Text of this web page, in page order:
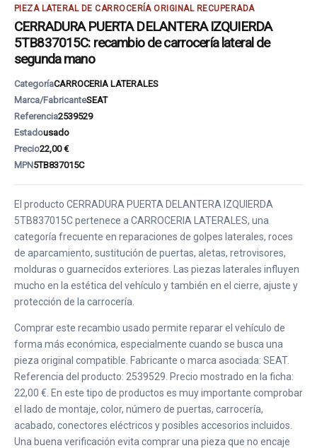
PIEZA LATERAL DE CARROCERÍA ORIGINAL RECUPERADA
CERRADURA PUERTA DELANTERA IZQUIERDA
5TB837015C: recambio de carrocería lateral de
segunda mano
CategoríaCARROCERIA LATERALES
Marca/FabricanteSEAT
Referencia2539529
Estadousado
Precio22,00 €
MPN5TB837015C
El producto CERRADURA PUERTA DELANTERA IZQUIERDA
5TB837015C pertenece a CARROCERIA LATERALES, una
categoría frecuente en reparaciones de golpes laterales, roces
de aparcamiento, sustitución de puertas, aletas, retrovisores,
molduras o guarnecidos exteriores. Las piezas laterales influyen
mucho en la estética del vehículo y también en el cierre, ajuste y
protección de la carrocería.
Comprar este recambio usado permite reparar el vehículo de
forma más económica, especialmente cuando se busca una
pieza original compatible. Fabricante o marca asociada: SEAT.
Referencia del producto: 2539529. Precio mostrado en la ficha:
22,00 €. En este tipo de productos es muy importante comprobar
el lado de montaje, color, número de puertas, carrocería,
acabado, conectores eléctricos y posibles accesorios incluidos.
Una buena verificación evita comprar una pieza que no encaje